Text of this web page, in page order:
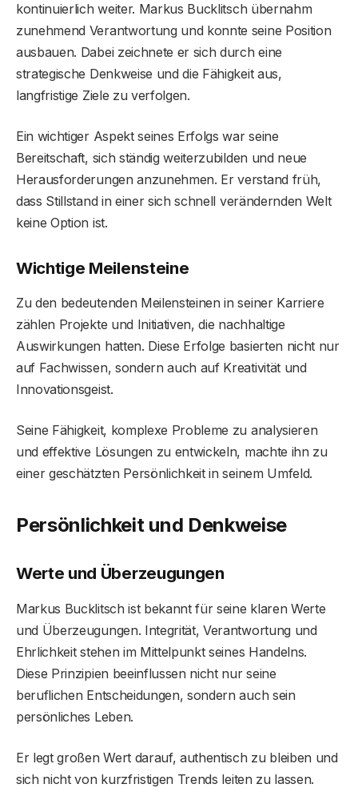
kontinuierlich weiter. Markus Bucklitsch übernahm
zunehmend Verantwortung und konnte seine Position
ausbauen. Dabei zeichnete er sich durch eine
strategische Denkweise und die Fähigkeit aus,
langfristige Ziele zu verfolgen.
Ein wichtiger Aspekt seines Erfolgs war seine
Bereitschaft, sich ständig weiterzubilden und neue
Herausforderungen anzunehmen. Er verstand früh,
dass Stillstand in einer sich schnell verändernden Welt
keine Option ist.
Wichtige Meilensteine
Zu den bedeutenden Meilensteinen in seiner Karriere
zählen Projekte und Initiativen, die nachhaltige
Auswirkungen hatten. Diese Erfolge basierten nicht nur
auf Fachwissen, sondern auch auf Kreativität und
Innovationsgeist.
Seine Fähigkeit, komplexe Probleme zu analysieren
und effektive Lösungen zu entwickeln, machte ihn zu
einer geschätzten Persönlichkeit in seinem Umfeld.
Persönlichkeit und Denkweise
Werte und Überzeugungen
Markus Bucklitsch ist bekannt für seine klaren Werte
und Überzeugungen. Integrität, Verantwortung und
Ehrlichkeit stehen im Mittelpunkt seines Handelns.
Diese Prinzipien beeinflussen nicht nur seine
beruflichen Entscheidungen, sondern auch sein
persönliches Leben.
Er legt großen Wert darauf, authentisch zu bleiben und
sich nicht von kurzfristigen Trends leiten zu lassen.